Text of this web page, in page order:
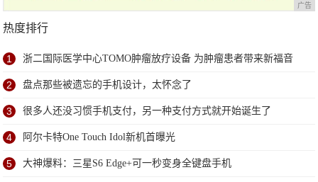
广告
热度排行
1 浙二国际医学中心TOMO肿瘤放疗设备 为肿瘤患者带来新福音
2 盘点那些被遗忘的手机设计，太怀念了
3 很多人还没习惯手机支付，另一种支付方式就开始诞生了
4 阿尔卡特One Touch Idol新机首曝光
5 大神爆料：三星S6 Edge+可一秒变身全键盘手机